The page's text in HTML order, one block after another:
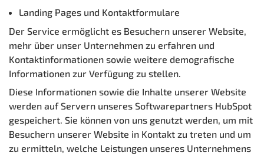
Landing Pages und Kontaktformulare
Der Service ermöglicht es Besuchern unserer Website,
mehr über unser Unternehmen zu erfahren und
Kontaktinformationen sowie weitere demografische
Informationen zur Verfügung zu stellen.
Diese Informationen sowie die Inhalte unserer Website
werden auf Servern unseres Softwarepartners HubSpot
gespeichert. Sie können von uns genutzt werden, um mit
Besuchern unserer Website in Kontakt zu treten und um
zu ermitteln, welche Leistungen unseres Unternehmens